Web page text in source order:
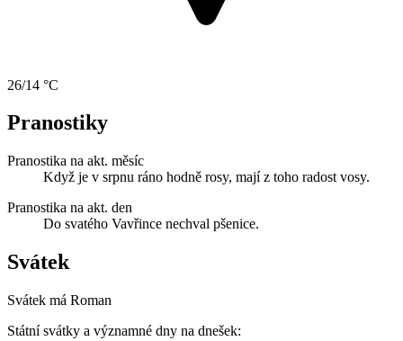
26/14 °C
Pranostiky
Pranostika na akt. měsíc
Když je v srpnu ráno hodně rosy, mají z toho radost vosy.
Pranostika na akt. den
Do svatého Vavřince nechval pšenice.
Svátek
Svátek má Roman
Státní svátky a významné dny na dnešek: